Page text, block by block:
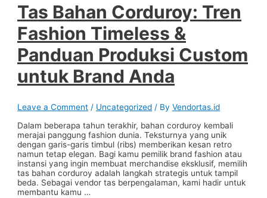
UMKM:
Pilihan
Bahan
Praktis,
Rapi,
dan
Siap
Produksi
|
Bandung
Tas Bahan Corduroy: Tren
Fashion Timeless &
Panduan Produksi Custom
untuk Brand Anda
Leave a Comment / Uncategorized / ByVendortas.id
Dalam beberapa tahun terakhir, bahan corduroy kembali
merajai panggung fashion dunia. Teksturnya yang unik
dengan garis-garis timbul (ribs) memberikan kesan retro
namun tetap elegan. Bagi kamu pemilik brand fashion atau
instansi yang ingin membuat merchandise eksklusif, memilih
tas bahan corduroy adalah langkah strategis untuk tampil
beda. Sebagai vendor tas berpengalaman, kami hadir untuk
membantu kamu …